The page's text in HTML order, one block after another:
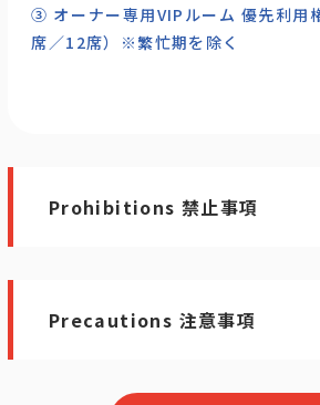
③ オーナー専用VIPルーム 優先利用
席／12席）※繁忙期を除く
Prohibitions 禁止事項
Precautions 注意事項